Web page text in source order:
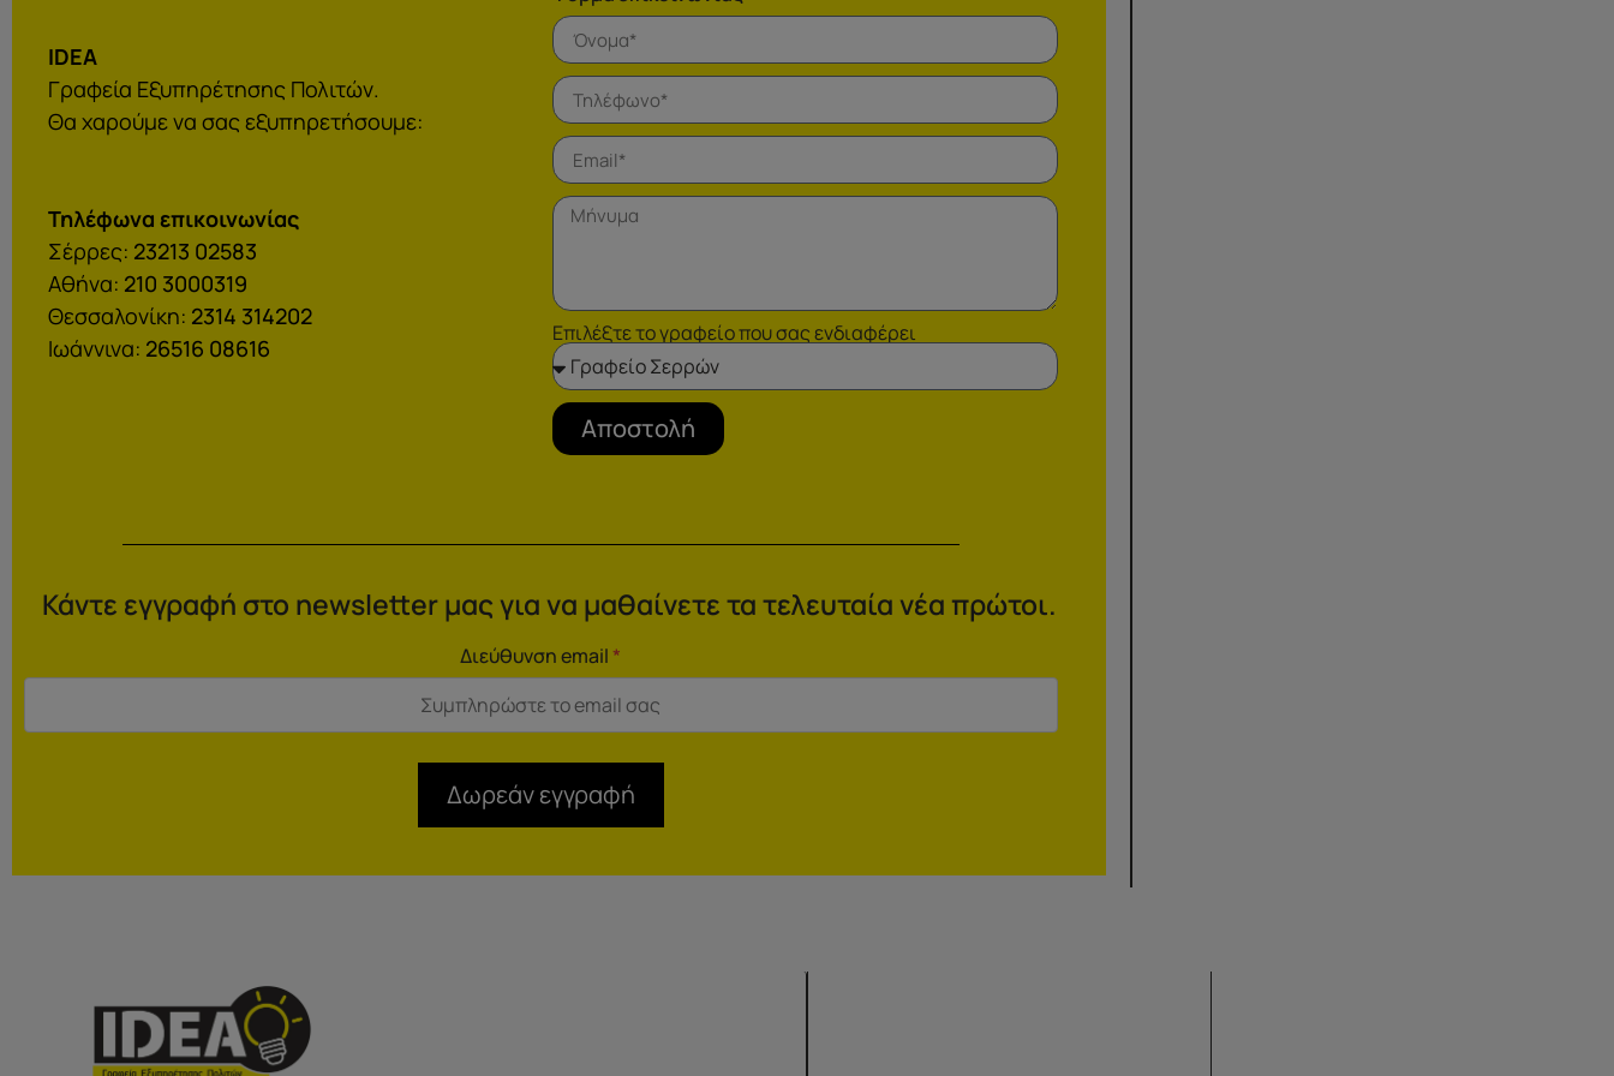
IDEA
Γραφεία Εξυπηρέτησης Πολιτών.
Θα χαρούμε να σας εξυπηρετήσουμε:
Τηλέφωνα επικοινωνίας
Σέρρες: 23213 02583
Αθήνα: 210 3000319
Θεσσαλονίκη: 2314 314202
Ιωάννινα: 26516 08616
Επιλέξτε το γραφείο που σας ενδιαφέρει
Αποστολή
Κάντε εγγραφή στο newsletter μας για να μαθαίνετε τα τελευταία νέα πρώτοι.
Διεύθυνση email*
Δωρεάν εγγραφή